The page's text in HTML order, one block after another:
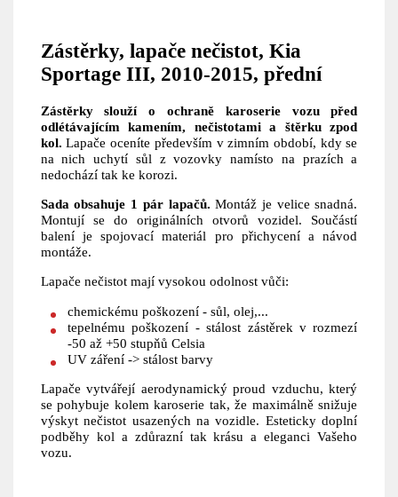
Zástěrky, lapače nečistot, Kia
Sportage III, 2010-2015, přední
Zástěrky slouží o ochraně karoserie vozu před
odlétávajícím kamením, nečistotami a štěrku zpod
kol. Lapače oceníte především v zimním období, kdy se
na nich uchytí sůl z vozovky namísto na prazích a
nedochází tak ke korozi.
Sada obsahuje 1 pár lapačů. Montáž je velice snadná.
Montují se do originálních otvorů vozidel. Součástí
balení je spojovací materiál pro přichycení a návod
montáže.
Lapače nečistot mají vysokou odolnost vůči:
chemickému poškození - sůl, olej,...
tepelnému poškození - stálost zástěrek v rozmezí
-50 až +50 stupňů Celsia
UV záření -> stálost barvy
Lapače vytvářejí aerodynamický proud vzduchu, který
se pohybuje kolem karoserie tak, že maximálně snižuje
výskyt nečistot usazených na vozidle. Esteticky doplní
podběhy kol a zdůrazní tak krásu a eleganci Vašeho
vozu.